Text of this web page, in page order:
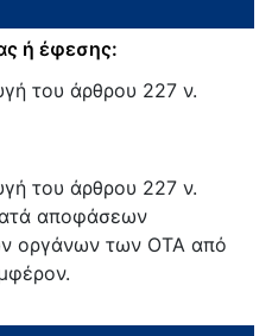
ή έφεσης:
του άρθρου 227 ν.
του άρθρου 227 ν.
αποφάσεων
οργάνων των ΟΤΑ από